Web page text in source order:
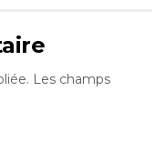
Les champs